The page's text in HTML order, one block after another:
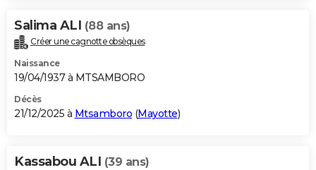
Salima ALI (88 ans)
Créer une cagnotte obsèques
Naissance
19/04/1937 à MTSAMBORO
Décès
21/12/2025 à Mtsamboro (Mayotte)
Kassabou ALI (39 ans)